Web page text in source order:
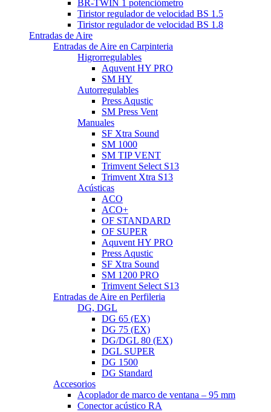
BR-TWIN 1 potenciómetro
Tiristor regulador de velocidad BS 1.5
Tiristor regulador de velocidad BS 1.8
Entradas de Aire
Entradas de Aire en Carpinteria
Higrorregulables
Aquvent HY PRO
SM HY
Autorregulables
Press Aqustic
SM Press Vent
Manuales
SF Xtra Sound
SM 1000
SM TIP VENT
Trimvent Select S13
Trimvent Xtra S13
Acústicas
ACO
ACO+
OF STANDARD
OF SUPER
Aquvent HY PRO
Press Aqustic
SF Xtra Sound
SM 1200 PRO
Trimvent Select S13
Entradas de Aire en Perfileria
DG, DGL
DG 65 (EX)
DG 75 (EX)
DG/DGL 80 (EX)
DGL SUPER
DG 1500
DG Standard
Accesorios
Acoplador de marco de ventana – 95 mm
Conector acústico RA